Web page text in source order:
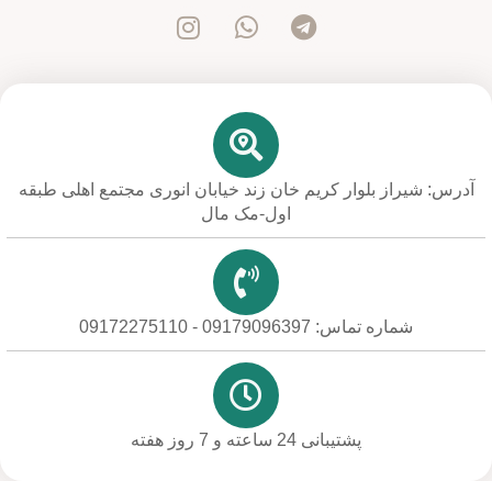
آدرس: شیراز بلوار کریم خان زند خیابان انوری مجتمع اهلی طبقه
اول-مک مال
شماره تماس: 09179096397 - 09172275110
پشتیبانی 24 ساعته و 7 روز هفته